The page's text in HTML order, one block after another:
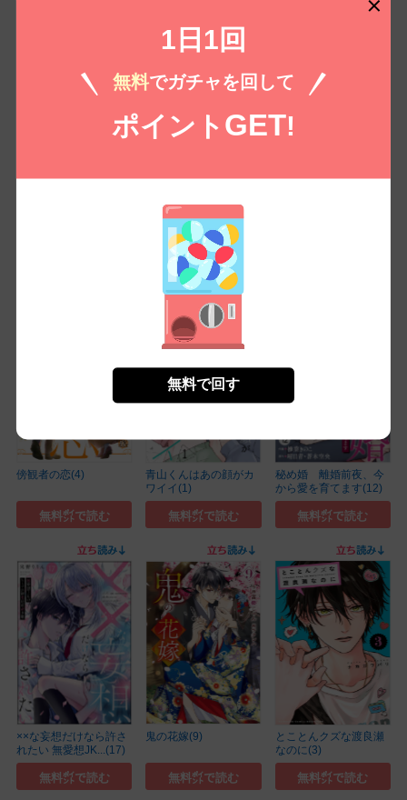
箱庭のみこ
150 /
￥165 （税込）
無料㌽で読む
コイコミ編集部推し
傍観者の恋(4)
無料㌽で読む
青山くんはあの顔がカ
ワイイ(1)
無料㌽で読む
秘め婚 離婚前夜、今
から愛を育てます(12)
無料㌽で読む
××な妄想だけなら許さ
れたい 無愛想JK...(17)
無料㌽で読む
鬼の花嫁(9)
無料㌽で読む
とことんクズな渡良瀬
なのに(3)
無料㌽で読む
1日1回
無料でガチャを回して
ポイント GET!
無料で回す